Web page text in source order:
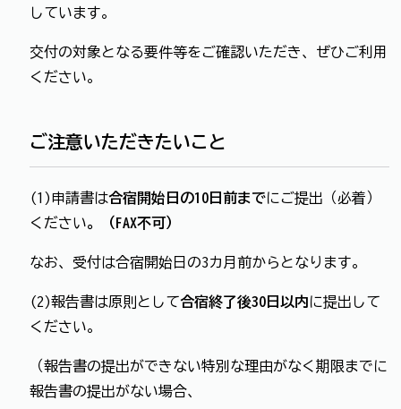
しています。
交付の対象となる要件等をご確認いただき、ぜひご利用
ください。
ご注意いただきたいこと
(1)申請書は合宿開始日の10日前までにご提出（必着）
ください。（FAX不可）
なお、受付は合宿開始日の3カ月前からとなります。
(2)報告書は原則として合宿終了後30日以内に提出して
ください。
（報告書の提出ができない特別な理由がなく期限までに
報告書の提出がない場合、